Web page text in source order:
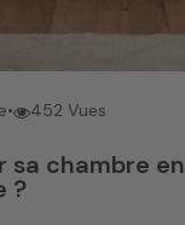
• 452 Vues
chambre en
?